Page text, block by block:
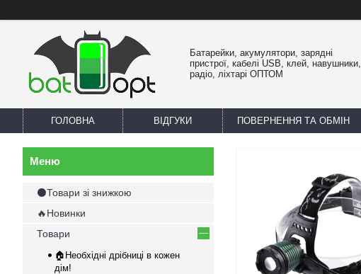
Батарейки, акумулятори, зарядні
пристрої, кабелі USB, клей, навушники,
радіо, ліхтарі ОПТОМ
ГОЛОВНА ВІДГУКИ ПОВЕРНЕННЯ ТА ОБМІН
⚫Товари зі знижкою
🔥Новинки
Товари
🏠Необхідні дрібниці в кожен
дім!